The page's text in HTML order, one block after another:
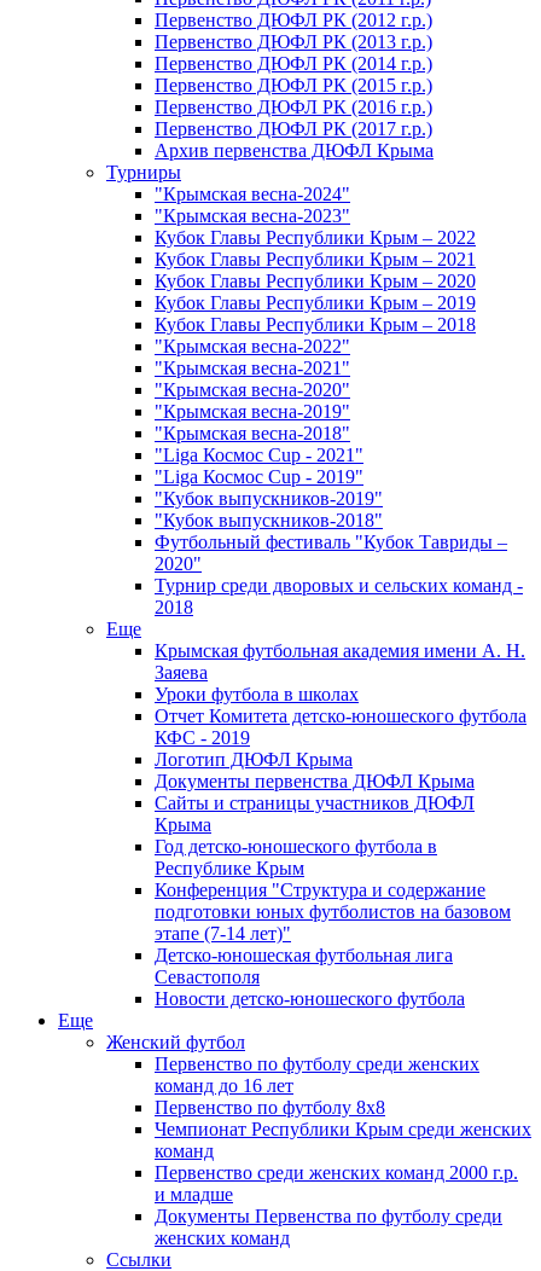
Первенство ДЮФЛ РК (2012 г.р.)
Первенство ДЮФЛ РК (2013 г.р.)
Первенство ДЮФЛ РК (2014 г.р.)
Первенство ДЮФЛ РК (2015 г.р.)
Первенство ДЮФЛ РК (2016 г.р.)
Первенство ДЮФЛ РК (2017 г.р.)
Архив первенства ДЮФЛ Крыма
Турниры
"Крымская весна-2024"
"Крымская весна-2023"
Кубок Главы Республики Крым – 2022
Кубок Главы Республики Крым – 2021
Кубок Главы Республики Крым – 2020
Кубок Главы Республики Крым – 2019
Кубок Главы Республики Крым – 2018
"Крымская весна-2022"
"Крымская весна-2021"
"Крымская весна-2020"
"Крымская весна-2019"
"Крымская весна-2018"
"Liga Космос Cup - 2021"
"Liga Космос Cup - 2019"
"Кубок выпускников-2019"
"Кубок выпускников-2018"
Футбольный фестиваль "Кубок Тавриды –
2020"
Турнир среди дворовых и сельских команд -
2018
Еще
Крымская футбольная академия имени А. Н.
Заяева
Уроки футбола в школах
Отчет Комитета детско-юношеского футбола
КФС - 2019
Логотип ДЮФЛ Крыма
Документы первенства ДЮФЛ Крыма
Сайты и страницы участников ДЮФЛ
Крыма
Год детско-юношеского футбола в
Республике Крым
Конференция "Структура и содержание
подготовки юных футболистов на базовом
этапе (7-14 лет)"
Детско-юношеская футбольная лига
Севастополя
Новости детско-юношеского футбола
Еще
Женский футбол
Первенство по футболу среди женских
команд до 16 лет
Первенство по футболу 8х8
Чемпионат Республики Крым среди женских
команд
Первенство среди женских команд 2000 г.р.
и младше
Документы Первенства по футболу среди
женских команд
Ссылки